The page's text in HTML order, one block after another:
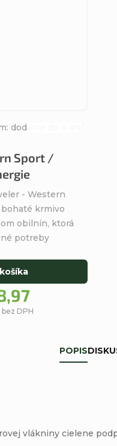
Sport /
produktu
4,9
z
5
hviezdičiek.
dodanie do 4 dní
bez DPH
- Western
krmivo
obilnín, ktorá
​​​​potreby
POPIS
vlákniny cielene